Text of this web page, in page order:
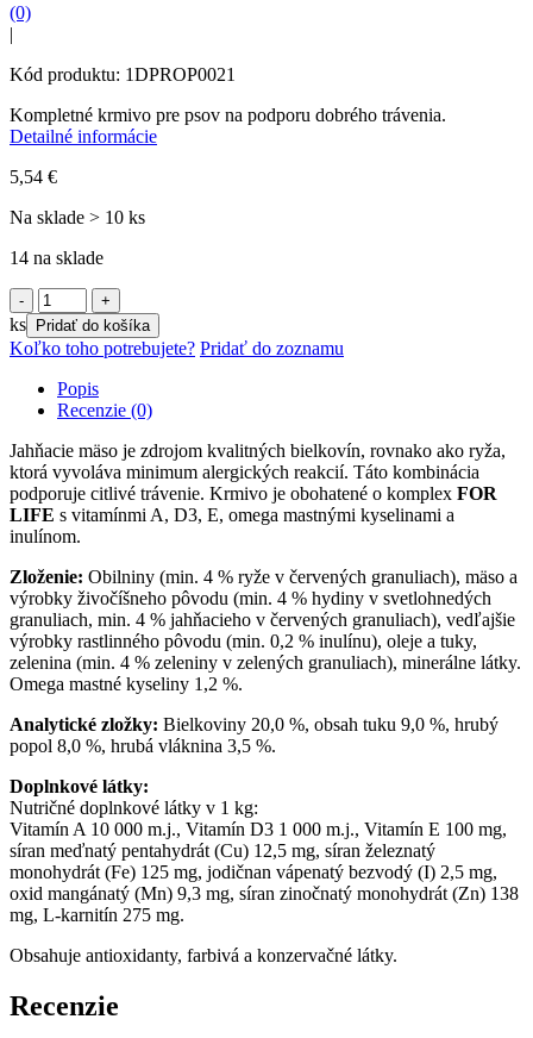
(0)
|
Kód produktu: 1DPROP0021
Kompletné krmivo pre psov na podporu dobrého trávenia.
Detailné informácie
5,54 €
Na sklade > 10 ks
14 na sklade
množstvo
Propesko
pes
Wellness
ks Pridať do košíka
Koľko toho potrebujete? Pridať do zoznamu
Popis
Recenzie (0)
Jahňacie mäso je zdrojom kvalitných bielkovín, rovnako ako ryža,
ktorá vyvoláva minimum alergických reakcií. Táto kombinácia
podporuje citlivé trávenie. Krmivo je obohatené o komplex FOR
LIFE s vitamínmi A, D3, E, omega mastnými kyselinami a
inulínom.
Zloženie: Obilniny (min. 4 % ryže v červených granuliach), mäso a
výrobky živočíšneho pôvodu (min. 4 % hydiny v svetlohnedých
granuliach, min. 4 % jahňacieho v červených granuliach), vedľajšie
výrobky rastlinného pôvodu (min. 0,2 % inulínu), oleje a tuky,
zelenina (min. 4 % zeleniny v zelených granuliach), minerálne látky.
Omega mastné kyseliny 1,2 %.
Analytické zložky: Bielkoviny 20,0 %, obsah tuku 9,0 %, hrubý
popol 8,0 %, hrubá vláknina 3,5 %.
Doplnkové látky:
Nutričné doplnkové látky v 1 kg:
Vitamín A 10 000 m.j., Vitamín D3 1 000 m.j., Vitamín E 100 mg,
síran meďnatý pentahydrát (Cu) 12,5 mg, síran železnatý
monohydrát (Fe) 125 mg, jodičnan vápenatý bezvodý (I) 2,5 mg,
oxid mangánatý (Mn) 9,3 mg, síran zinočnatý monohydrát (Zn) 138
mg, L-karnitín 275 mg.
Obsahuje antioxidanty, farbivá a konzervačné látky.
Recenzie